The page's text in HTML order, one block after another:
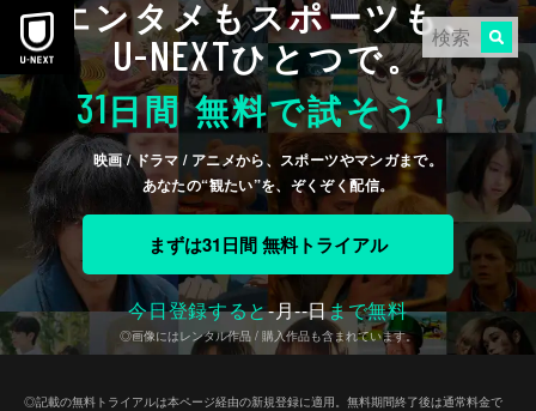
本文へスキップエンタメもスポーツも、
U-NEXTひとつで。
31日間 無料で試そう！
映画 / ドラマ / アニメから、スポーツやマンガまで。
あなたの“観たい”を、ぞくぞく配信。
まずは31日間 無料トライアル
今日登録すると-月--日まで無料
◎画像にはレンタル作品 / 購入作品も含まれています。
◎記載の無料トライアルは本ページ経由の新規登録に適用。無料期間終了後は通常料金で